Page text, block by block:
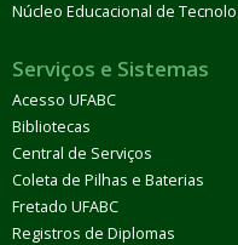
Núcleo Educacional de
Serviços e Sistemas
Acesso UFABC
Bibliotecas
Central de Serviços
Coleta de Pilhas e Baterias
Fretado UFABC
Registros de Diplomas